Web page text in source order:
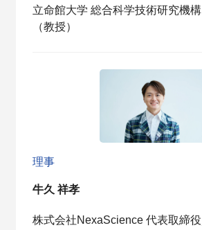
立命館大学 総合科学技術研究機
（教授）
理事
牛久 祥孝
株式会社NexaScience 代表取締